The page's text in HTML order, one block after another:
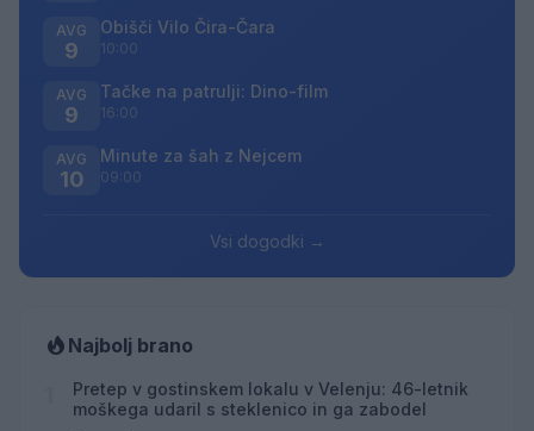
AVG
9
Obišči Vilo Čira-Čara
10:00
AVG
9
Tačke na patrulji: Dino-film
16:00
AVG
10
Minute za šah z Nejcem
09:00
Vsi dogodki →
Najbolj brano
Pretep v gostinskem lokalu v Velenju: 46-letnik
moškega udaril s steklenico in ga zabodel